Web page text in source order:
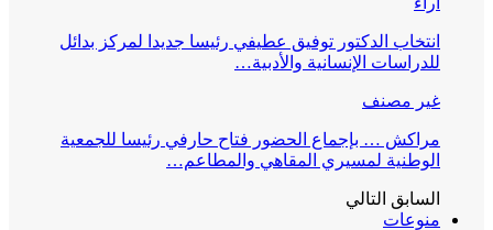
انتخاب الدكتور توفيق عطيفي رئيسا جديدا لمركز بدائل
للدراسات الإنسانية والأدبية…
غير مصنف
مراكش … بإجماع الحضور فتاح حارفي رئيسا للجمعية
الوطنية لمسيري المقاهي والمطاعم…
السابق التالي
منوعات